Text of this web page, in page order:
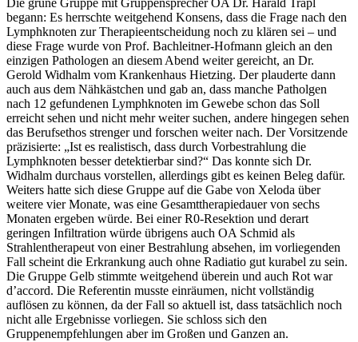
Die grüne Gruppe mit Gruppensprecher OA Dr. Harald Trapl
begann: Es herrschte weitgehend Konsens, dass die Frage nach den
Lymphknoten zur Therapieentscheidung noch zu klären sei – und
diese Frage wurde von Prof. Bachleitner-Hofmann gleich an den
einzigen Pathologen an diesem Abend weiter gereicht, an Dr.
Gerold Widhalm vom Krankenhaus Hietzing. Der plauderte dann
auch aus dem Nähkästchen und gab an, dass manche Patholgen
nach 12 gefundenen Lymphknoten im Gewebe schon das Soll
erreicht sehen und nicht mehr weiter suchen, andere hingegen sehen
das Berufsethos strenger und forschen weiter nach. Der Vorsitzende
präzisierte: „Ist es realistisch, dass durch Vorbestrahlung die
Lymphknoten besser detektierbar sind?“ Das konnte sich Dr.
Widhalm durchaus vorstellen, allerdings gibt es keinen Beleg dafür.
Weiters hatte sich diese Gruppe auf die Gabe von Xeloda über
weitere vier Monate, was eine Gesamttherapiedauer von sechs
Monaten ergeben würde. Bei einer R0-Resektion und derart
geringen Infiltration würde übrigens auch OA Schmid als
Strahlentherapeut von einer Bestrahlung absehen, im vorliegenden
Fall scheint die Erkrankung auch ohne Radiatio gut kurabel zu sein.
Die Gruppe Gelb stimmte weitgehend überein und auch Rot war
d’accord. Die Referentin musste einräumen, nicht vollständig
auflösen zu können, da der Fall so aktuell ist, dass tatsächlich noch
nicht alle Ergebnisse vorliegen. Sie schloss sich den
Gruppenempfehlungen aber im Großen und Ganzen an.